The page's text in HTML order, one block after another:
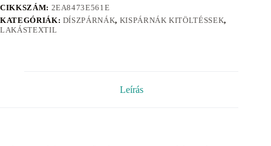
CIKKSZÁM: 2EA8473E561E
KATEGÓRIÁK: DÍSZPÁRNÁK, KISPÁRNÁK KITÖLTÉSSEK,
LAKÁSTEXTIL
Leírás